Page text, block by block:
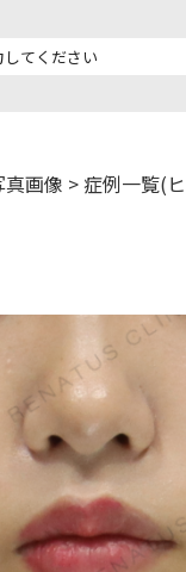
アートメイ
クリニック
医師一覧
画像 >症例一覧(